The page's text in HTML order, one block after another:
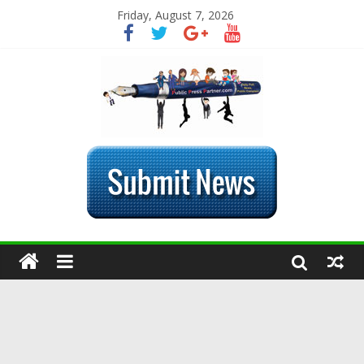
Friday, August 7, 2026